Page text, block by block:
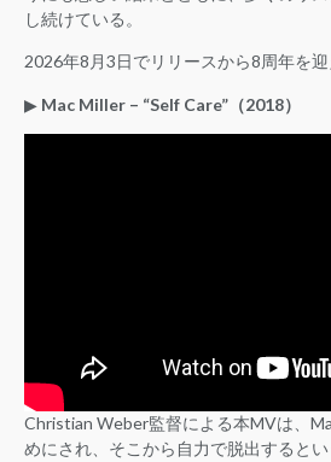
し続けている。
2026年8月3日でリリースから8周年を迎
▶︎ Mac Miller – “Self Care”（2018）
Christian Weber監督による本MVは、
めにされ、そこから自力で脱出すると